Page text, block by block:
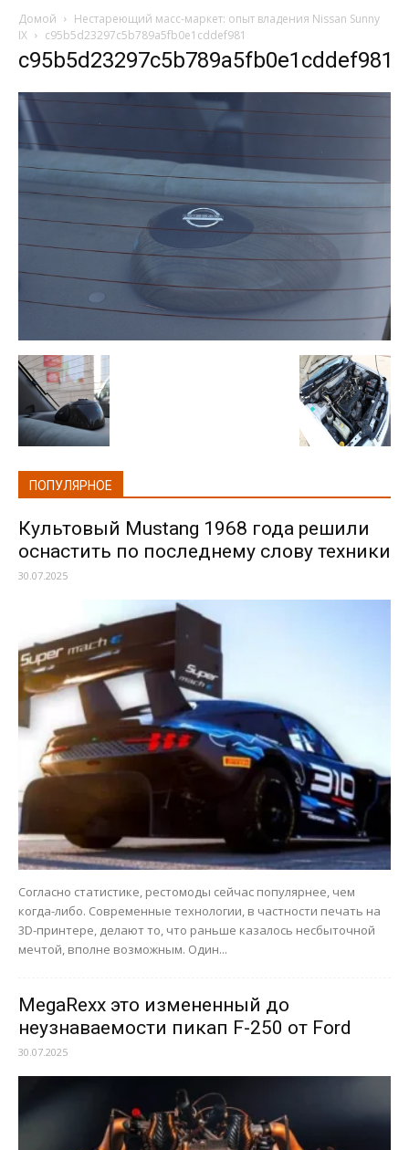
Домой
Нестареющий масс-маркет: опыт владения Nissan Sunny
IX
c95b5d23297c5b789a5fb0e1cddef981
c95b5d23297c5b789a5fb0e1cddef981
ПОПУЛЯРНОЕ
Культовый Mustang 1968 года решили
оснастить по последнему слову техники
30.07.2025
Согласно статистике, рестомоды сейчас популярнее, чем
когда-либо. Современные технологии, в частности печать на
3D-принтере, делают то, что раньше казалось несбыточной
мечтой, вполне возможным. Один...
MegaRexx это измененный до
неузнаваемости пикап F-250 от Ford
30.07.2025